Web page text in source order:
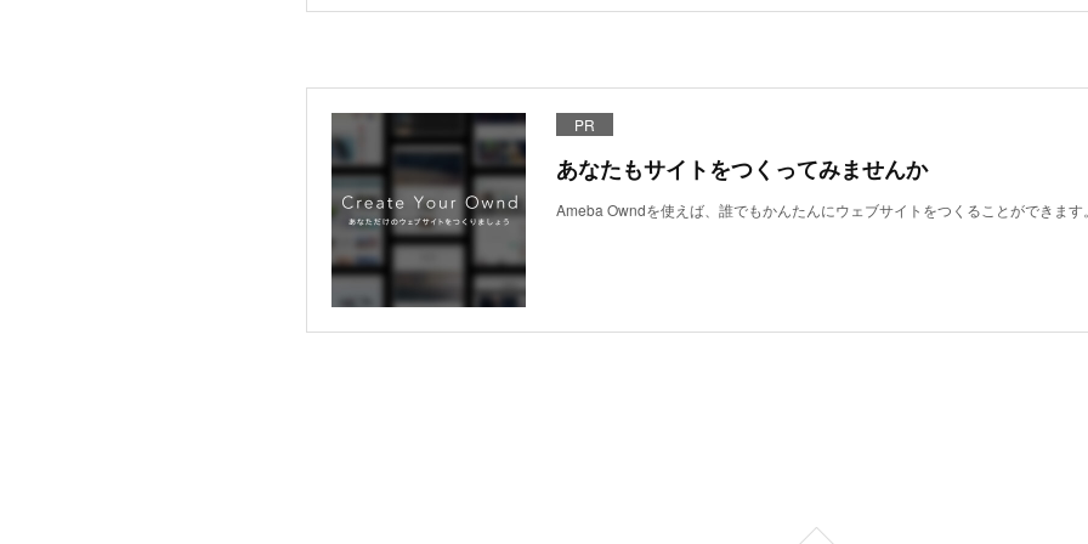
PR
あなたもサイトをつくってみませんか
Ameba Owndを使えば、誰でもかんたんにウェブサイトをつくることができます